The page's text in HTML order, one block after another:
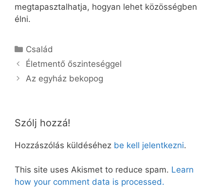
megtapasztalhatja, hogyan lehet közösségben
élni.
Kategória
Család
Életmentő őszinteséggel
Az egyház bekopog
Szólj hozzá!
Hozzászólás küldéséhez be kell jelentkezni.
This site uses Akismet to reduce spam. Learn
how your comment data is processed.